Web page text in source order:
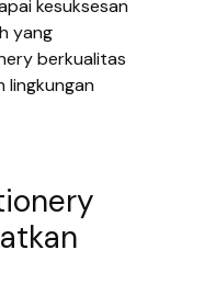
kesuksesan
yang
berkualitas